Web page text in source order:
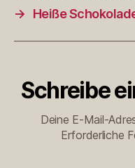
→
Heiße
Schreibe
Deine E-Mail-
Erforderliche